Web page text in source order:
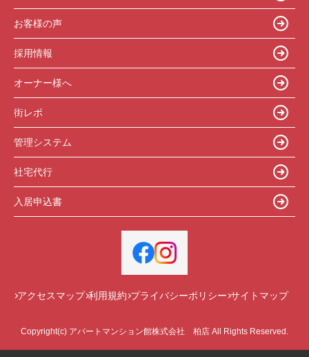
お客様の声
採用情報
オーナー様へ
街レポ
管理システム
社宅代行
入居申込書
アクセスマップ 利用規約 プライバシーポリシー サイトマップ
Copyright(c) アパートマンション館株式会社 柏店 All Rights Reserved.